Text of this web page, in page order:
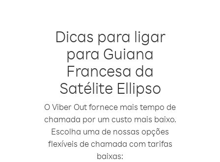
Dicas para ligar
para Guiana
Francesa da
Satélite Ellipso
O Viber Out fornece mais tempo de
chamada por um custo mais baixo.
Escolha uma de nossas opções
flexíveis de chamada com tarifas
baixas: